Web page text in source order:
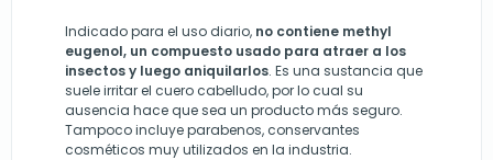
Indicado para el uso diario, no contiene methyl
eugenol, un compuesto usado para atraer a los
insectos y luego aniquilarlos. Es una sustancia que
suele irritar el cuero cabelludo, por lo cual su
ausencia hace que sea un producto más seguro.
Tampoco incluye parabenos, conservantes
cosméticos muy utilizados en la industria.